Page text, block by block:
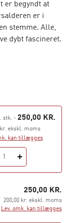
er begyndt at
er i
stemme. Alle,
dybt fascineret.
stk.- 250,00 KR.
ekskl. moms
kan tillægges
1
250,00 KR.
200,00 kr. ekskl. moms
Lev. omk. kan tillægges